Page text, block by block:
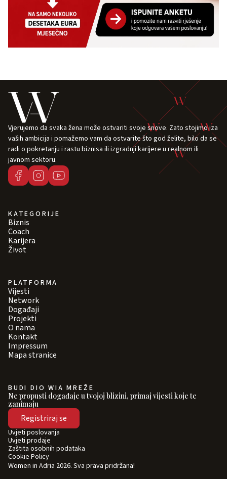
Vjerujemo da svaka žena može ostvariti svoje snove. Zato stojimo iza
vaših ambicija i pomažemo vam da ostvarite što god želite, bilo da se
radi o pokretanju i rastu biznisa ili izgradnji karijere u realnom ili
javnom sektoru.
KATEGORIJE
Biznis
Coach
Karijera
Život
PLATFORMA
Vijesti
Network
Događaji
Projekti
O nama
Kontakt
Impressum
Mapa stranice
BUDI DIO WIA MREŽE
Ne propusti događaje u tvojoj blizini, primaj vijesti koje te
zanimaju
Registriraj se
Women in Adria 2026. Sva prava pridržana!
Uvjeti poslovanja
Uvjeti prodaje
Zaštita osobnih podataka
Cookie Policy